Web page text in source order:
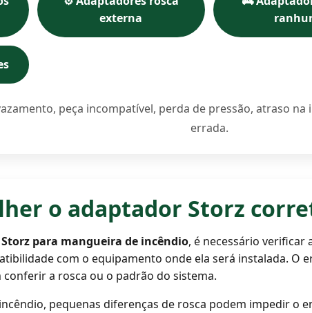
externa
peça incompatível, perda de pressão, atraso
errada.
o adaptador Storz
para mangueira de incêndio, é necessário verificar
com o equipamento onde ela será instalada. O
conferir a rosca ou o padrão do sistema.
pequenas diferenças de rosca podem impedir o